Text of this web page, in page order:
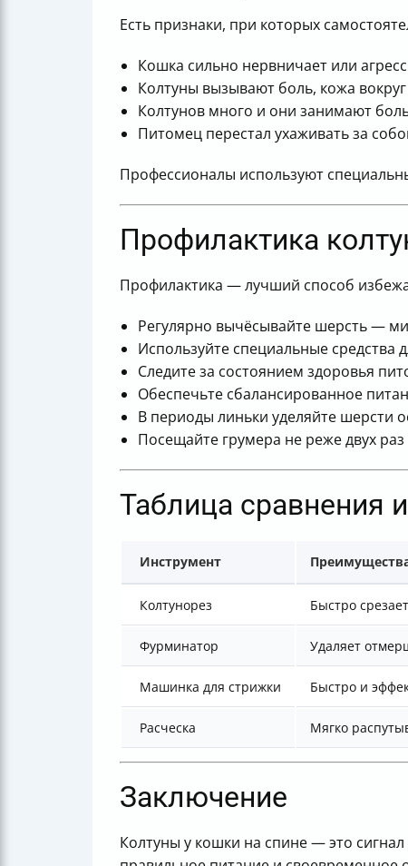
Есть признаки, при которых
Кошка сильно нервничает или
Колтуны вызывают боль, кожа
Колтунов много и они занимают
Питомец перестал ухаживать за
Профессионалы используют
Профилактика
Профилактика — лучший способ
Регулярно вычёсывайте шерсть —
Используйте специальные средства
Следите за состоянием здоровья
Обеспечьте сбалансированное
В периоды линьки уделяйте шерсти
Посещайте грумера не реже двух раз
Таблица сравнения
Инструмент
Колтунорез Быстро
Фурминатор Удаляет
Машинка для стрижки Быстро и
Расческа Мягко
Заключение
Колтуны у кошки на спине — это